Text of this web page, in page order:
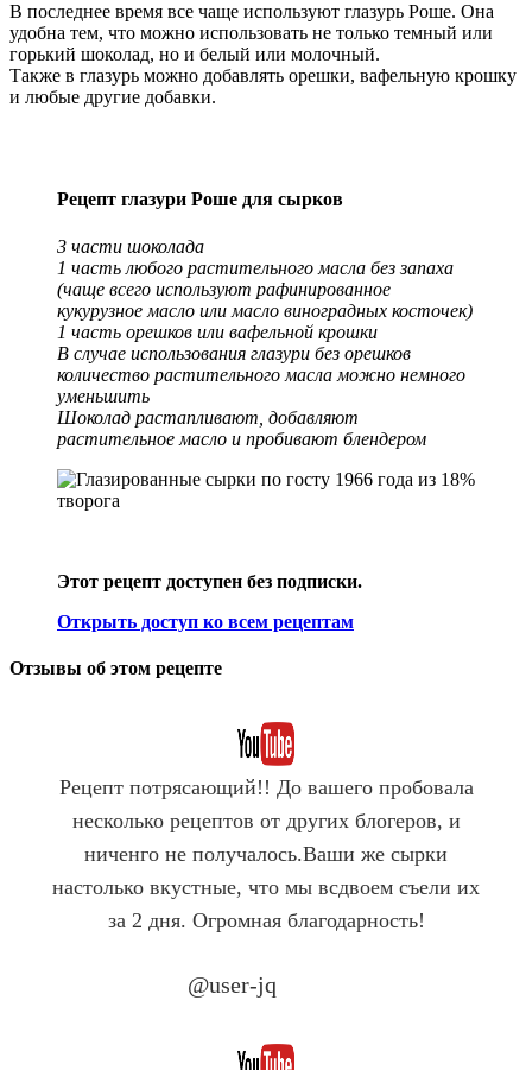
В последнее время все чаще используют глазурь Роше. Она
удобна тем, что можно использовать не только темный или
горький шоколад, но и белый или молочный.
Также в глазурь можно добавлять орешки, вафельную крошку
и любые другие добавки.
Рецепт глазури Роше для сырков
3 части шоколада
1 часть любого растительного масла без запаха
(чаще всего используют рафинированное
кукурузное масло или масло виноградных косточек)
1 часть орешков или вафельной крошки
В случае использования глазури без орешков
количество растительного масла можно немного
уменьшить
Шоколад растапливают, добавляют
растительное масло и пробивают блендером
Этот рецепт доступен без подписки.
Открыть доступ ко всем рецептам
Отзывы об этом рецепте
Рецепт потрясающий!! До вашего пробовала
несколько рецептов от других блогеров, и
ниченго не получалось.Ваши же сырки
настолько вкустные, что мы всдвоем съели их
за 2 дня. Огромная благодарность!
@user-jq